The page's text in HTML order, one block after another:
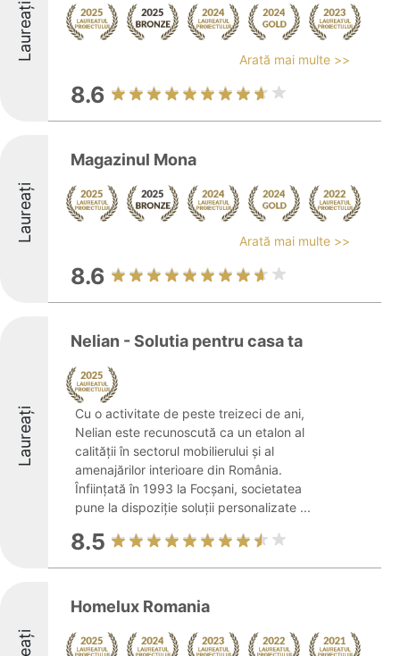
Laureați Arată mai multe >>
8.6
Laureați
Magazinul Mona
Arată mai multe >>
8.6
Laureați
Nelian - Solutia pentru casa ta
Cu o activitate de peste treizeci de ani,
Nelian este recunoscută ca un etalon al
calității în sectorul mobilierului și al
amenajărilor interioare din România.
Înființată în 1993 la Focșani, societatea
pune la dispoziție soluții personalizate ...
8.5
Homelux Romania